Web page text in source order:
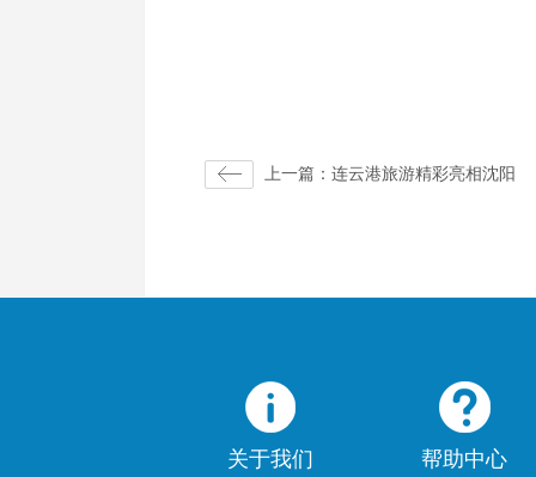
上一篇：连云港旅游精彩亮相沈阳
关于我们 帮助中心